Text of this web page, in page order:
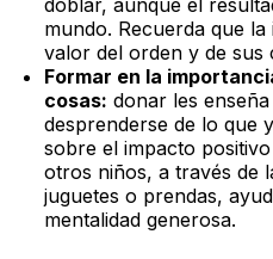
doblar, aunque el
mundo. Recuerda que
valor del orden y de sus
Formar en la
cosas: donar les
desprenderse de lo que
sobre el impacto
otros niños, a través de
juguetes o prendas,
mentalidad generosa.